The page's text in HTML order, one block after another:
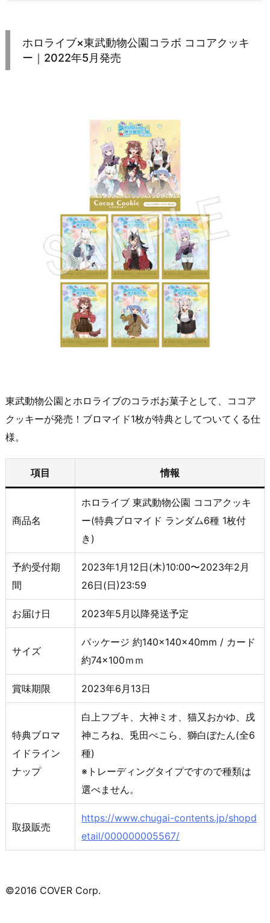
ホロライブ×東武動物公園コラボ ココアクッキ
ー｜2022年5月発売
東武動物公園とホロライブのコラボお菓子として、ココア
クッキーが発売！ブロマイド1枚が特典としてついてくる仕
様。
項目 情報
商品名
ホロライブ 東武動物公園 ココアクッキ
ー(特典ブロマイド ランダム6種 1枚付
き)
予約受付期
間
2023年1月12日(木)10:00〜2023年2月
26日(日)23:59
お届け日 2023年5月以降発送予定
サイズ
パッケージ 約140×140×40mm / カード
約74×100ｍｍ
賞味期限 2023年6月13日
特典ブロマ
イドライン
ナップ
白上フブキ、大神ミオ、猫又おかゆ、戌
神ころね、兎田ぺこら、獅白ぼたん(全6
種)
※トレーディングタイプですので種類は
選べません。
取扱販売
https://www.chugai-contents.jp/shopd
etail/000000005567/
©2016 COVER Corp.